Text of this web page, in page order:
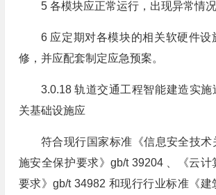
5 各模块应正常运行，出现异常情况
6 应定期对各模块的相关软硬件设
修，并应配套制定应急预案。
3.0.18 轨道交通工程智能建造实施
关基础设施应
符合现行国家标准《信息安全技术
施安全保护要求》gb/t 39204 、《云计
要求》gb/t 34982 和现行行业标准《建